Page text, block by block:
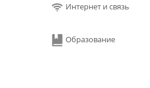
Интернет и связь
Образование